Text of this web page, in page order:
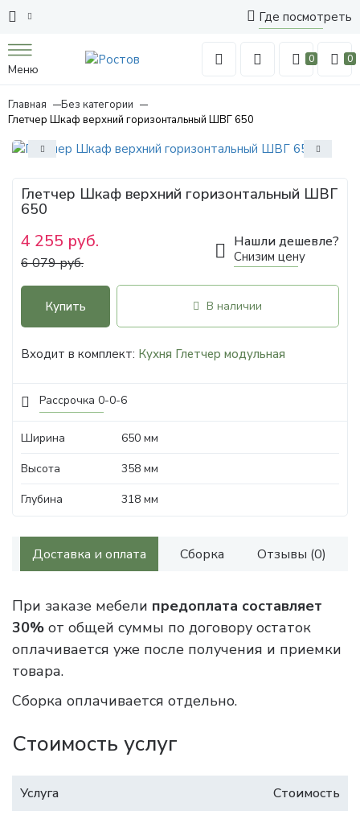
Где посмотреть
Меню
0 0
Главная
Без категории
Глетчер Шкаф верхний горизонтальный ШВГ 650
Рассрочка 0-0-6
Глетчер Шкаф верхний горизонтальный ШВГ
650
4 255 руб.
6 079 руб.
Нашли дешевле?
Снизим цену
Купить В наличии
Входит в комплект: Кухня Глетчер модульная
Ширина
650 мм
Высота
358 мм
Глубина
318 мм
Доставка и оплата Сборка Отзывы (0)
При заказе мебели предоплата составляет
30% от общей суммы по договору остаток
оплачивается уже после получения и приемки
товара.
Сборка оплачивается отдельно.
Стоимость услуг
Услуга
Стоимость